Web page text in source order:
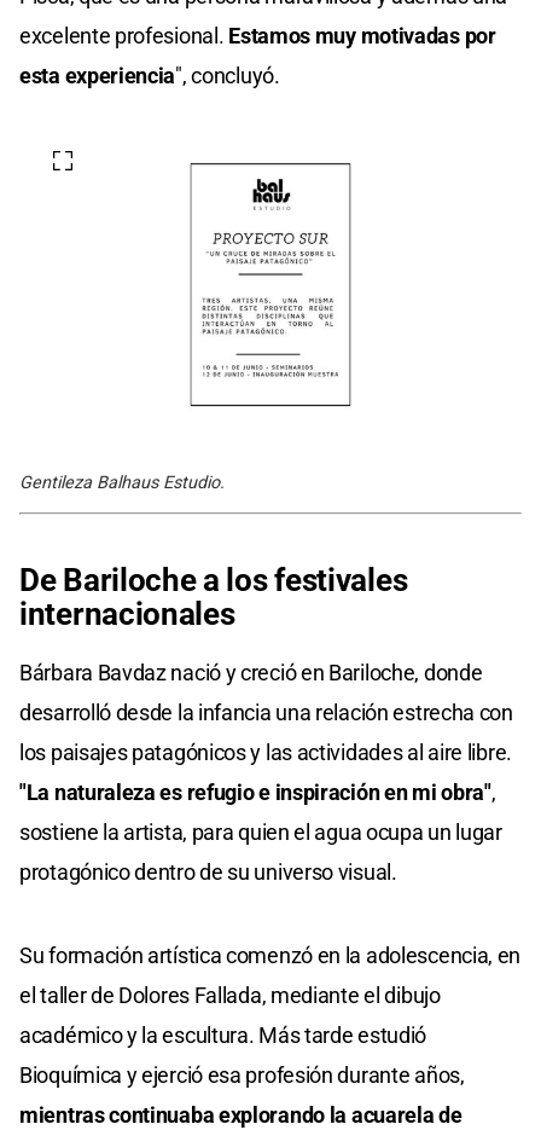
excelente profesional. Estamos muy motivadas por
esta experiencia", concluyó.
Gentileza Balhaus Estudio.
De Bariloche a los festivales
internacionales
Bárbara Bavdaz nació y creció en Bariloche, donde
desarrolló desde la infancia una relación estrecha con
los paisajes patagónicos y las actividades al aire libre.
"La naturaleza es refugio e inspiración en mi obra",
sostiene la artista, para quien el agua ocupa un lugar
protagónico dentro de su universo visual.
Su formación artística comenzó en la adolescencia, en
el taller de Dolores Fallada, mediante el dibujo
académico y la escultura. Más tarde estudió
Bioquímica y ejerció esa profesión durante años,
mientras continuaba explorando la acuarela de